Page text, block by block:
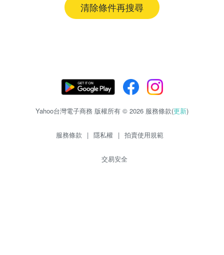
清除條件再搜尋
Yahoo台灣電子商務 版權所有 © 2026 服務條款(更新)
服務條款 | 隱私權 | 拍賣使用規範
交易安全